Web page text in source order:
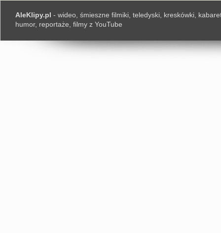
AleKlipy.pl - wideo, śmieszne filmiki, teledyski, kreskówki,
humor, reportaże, filmy z YouTube